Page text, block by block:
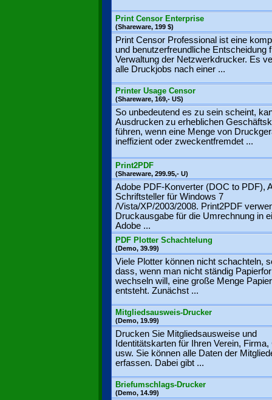
Print Censor Enterprise
(Shareware, 199 $)
Print Censor Professional ist eine
und benutzerfreundliche Entscheidung
Verwaltung der Netzwerkdrucker. Es
alle Druckjobs nach einer ...
Printer Usage Censor
(Shareware, 169,- US)
So unbedeutend es zu sein scheint,
Ausdrucken zu erheblichen
führen, wenn eine Menge von
ineffizient oder zweckentfremdet ...
Print2PDF
(Shareware, 299.95,- U)
Adobe PDF-Konverter (DOC to PDF),
Schriftsteller für Windows 7
/Vista/XP/2003/2008. Print2PDF
Druckausgabe für die Umrechnung in
Adobe ...
PDF Plotter Schachtelung
(Demo, 39.99)
Viele Plotter können nicht schachteln,
dass, wenn man nicht ständig
wechseln will, eine große Menge
entsteht. Zunächst ...
Mitgliedsausweis-Drucker
(Demo, 19.99)
Drucken Sie Mitgliedsausweise und
Identitätskarten für Ihren Verein, Firma,
usw. Sie können alle Daten der
erfassen. Dabei gibt ...
Briefumschlags-Drucker
(Demo, 14.99)